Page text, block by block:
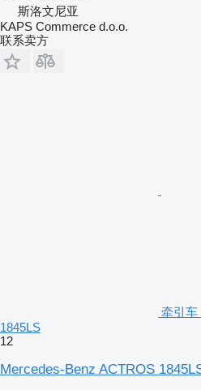
斯洛文尼亚
KAPS Commerce d.o.o.
联系卖方
牵引车
1845LS
12
Mercedes-Benz ACTROS